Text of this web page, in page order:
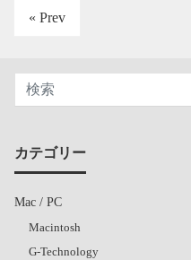
« Prev
カテゴリー
Mac / PC
Macintosh
G-Technology